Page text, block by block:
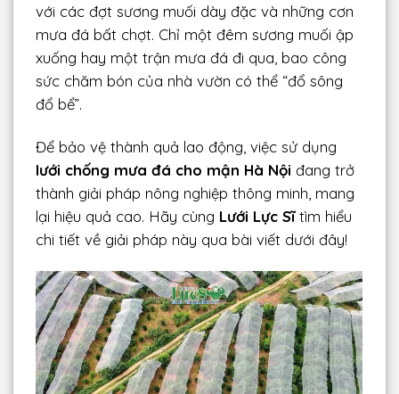
với các đợt sương muối dày đặc và những cơn
mưa đá bất chợt. Chỉ một đêm sương muối ập
xuống hay một trận mưa đá đi qua, bao công
sức chăm bón của nhà vườn có thể “đổ sông
đổ bể”.
Để bảo vệ thành quả lao động, việc sử dụng
lưới chống mưa đá cho mận Hà Nội đang trở
thành giải pháp nông nghiệp thông minh, mang
lại hiệu quả cao. Hãy cùng Lưới Lực Sĩtìm hiểu
chi tiết về giải pháp này qua bài viết dưới đây!